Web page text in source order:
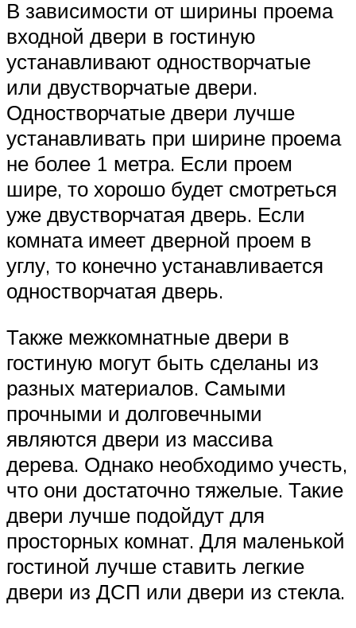
В зависимости от ширины проема
входной двери в гостиную
устанавливают одностворчатые
или двустворчатые двери.
Одностворчатые двери лучше
устанавливать при ширине проема
не более 1 метра. Если проем
шире, то хорошо будет смотреться
уже двустворчатая дверь. Если
комната имеет дверной проем в
углу, то конечно устанавливается
одностворчатая дверь.
Также межкомнатные двери в
гостиную могут быть сделаны из
разных материалов. Самыми
прочными и долговечными
являются двери из массива
дерева. Однако необходимо учесть,
что они достаточно тяжелые. Такие
двери лучше подойдут для
просторных комнат. Для маленькой
гостиной лучше ставить легкие
двери из ДСП или двери из стекла.